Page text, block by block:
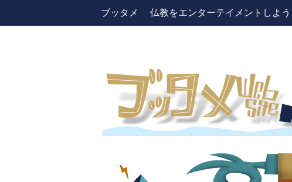
ブッタメ 仏教をエンターテイメントしよ